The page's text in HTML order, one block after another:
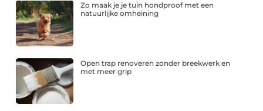
Zo maak je je tuin hondproof met een
natuurlijke omheining
Open trap renoveren zonder breekwerk en
met meer grip